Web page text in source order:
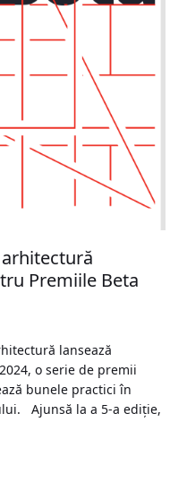
Premiile Beta
lansează
o serie de premii
bunele practici în
Ajunsă la a 5-a ediție,